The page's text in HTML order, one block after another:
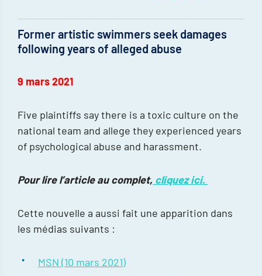
Former artistic swimmers seek damages
following years of alleged abuse
9 mars 2021
Five plaintiffs say there is a toxic culture on the
national team and allege they experienced years
of psychological abuse and harassment.
Pour lire l’article au complet, cliquez ici.
Cette nouvelle a aussi fait une apparition dans
les médias suivants :
MSN (10 mars 2021)